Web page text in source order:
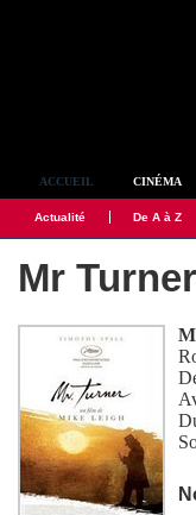
ACCUEIL CINÉMA
Actualité De A à Z
Mr Turner